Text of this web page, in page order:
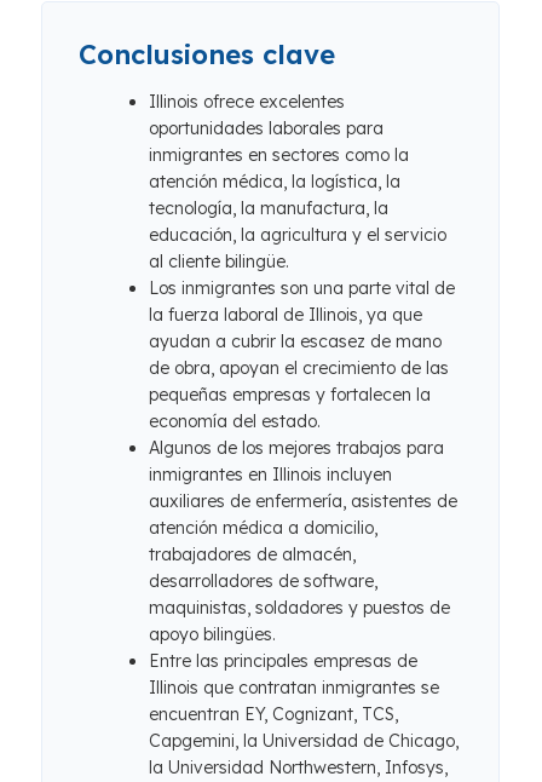
Conclusiones clave
Illinois ofrece excelentes
oportunidades laborales para
inmigrantes en sectores como la
atención médica, la logística, la
tecnología, la manufactura, la
educación, la agricultura y el servicio
al cliente bilingüe.
Los inmigrantes son una parte vital de
la fuerza laboral de Illinois, ya que
ayudan a cubrir la escasez de mano
de obra, apoyan el crecimiento de las
pequeñas empresas y fortalecen la
economía del estado.
Algunos de los mejores trabajos para
inmigrantes en Illinois incluyen
auxiliares de enfermería, asistentes de
atención médica a domicilio,
trabajadores de almacén,
desarrolladores de software,
maquinistas, soldadores y puestos de
apoyo bilingües.
Entre las principales empresas de
Illinois que contratan inmigrantes se
encuentran EY, Cognizant, TCS,
Capgemini, la Universidad de Chicago,
la Universidad Northwestern, Infosys,